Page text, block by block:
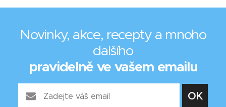
Novinky, akce, recepty a mnoho
dalšího
pravidelně ve vašem emailu